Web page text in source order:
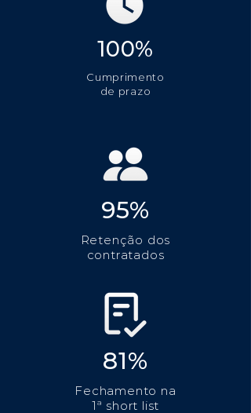
100%
Cumprimento
de prazo
95%
Retenção dos
contratados
81%
Fechamento na
1ª short list